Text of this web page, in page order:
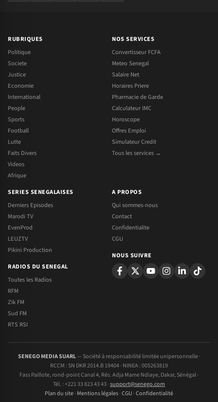
RUBRIQUES
Politique
Societe
Justice
Economie
International
People
Sports
Football
Lutte
Faits Divers
Videos
Afrique
NOS SERVICES
Convertisseur FCFA
Meteo Senegal
Salaire Net
Horaires Priere
Pharmacie de Garde
Calculateur IMC
Horoscope
Offres Emploi
Simulateur Credit
Tous les services →
SERIES SENEGALAISES
Derniers Episodes
Marodi TV
EvenProd
LEUZTV
Pikini Production
RADIOS DU SENEGAL
Toutes les Radios
RFM
Zik FM
Sud FM
RTS RSI
A PROPOS
Qui sommes-nous
Contact
Confidentialite
CGU
NOUS SUIVRE
SENEGO MEDIA SUARL— Société à responsabilité limitée unipersonnelle ·
RCCM : SN DKR 2014.B 19404 · NINEA : 005263819
Fass Paillote, rond-point Canal 4, Rés. Adja Mame Ndiaye, Dakar, Sénégal ·
Tél. : +221 33 823 43 43 ·support@senego.com
Plan du site· Mentions légales·CGU ·Confidentialité